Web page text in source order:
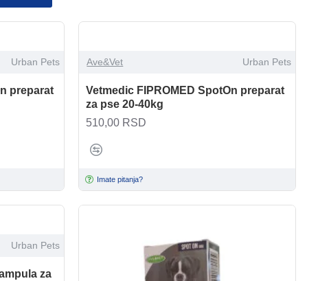
Urban Pets
preparat
Ave&Vet Urban Pets
Vetmedic FIPROMED SpotOn preparat
za pse 20-40kg
510,00 RSD
Imate pitanja?
Urban Pets
za